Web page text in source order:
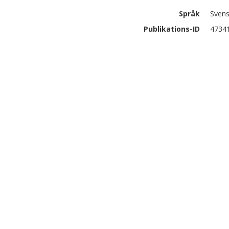
Språk
Publikations-ID
47341